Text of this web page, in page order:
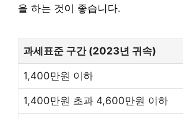
을 하는 것이 좋습니다.
과세표준 구간 (2023년 귀속)
1,400만원 이하
1,400만원 초과 4,600만원 이하